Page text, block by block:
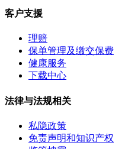
客户支援
理赔
保单管理及缴交保费
健康服务
下载中心
法律与法规相关
私隐政策
免责声明和知识产权